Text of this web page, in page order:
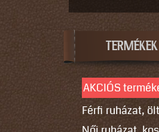
TERMÉKEK
AKCIÓS
Férfi ruházat,